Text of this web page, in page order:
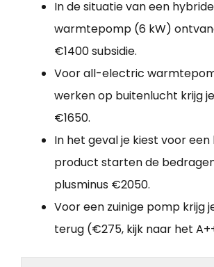
In de situatie van een
warmtepomp (6 kW)
€1400 subsidie.
Voor all-electric
werken op buitenlucht krijg
€1650.
In het geval je kiest voor
product starten de
plusminus €2050.
Voor een zuinige pomp krijg
terug (€275, kijk naar het